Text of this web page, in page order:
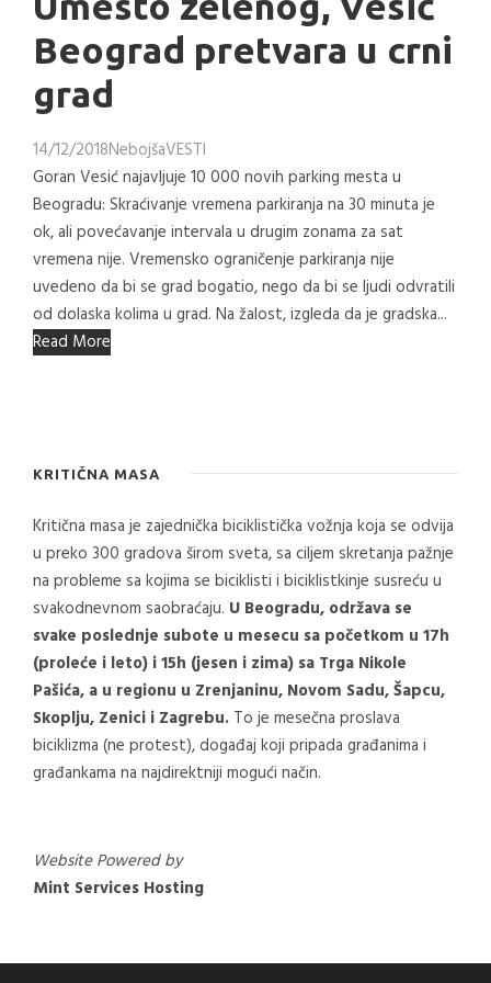
Beograd pretvara u crni
grad
14/12/2018NebojšaVESTI
Goran Vesić najavljuje 10 000 novih parking mesta u
Beogradu: Skraćivanje vremena parkiranja na 30 minuta je
ok, ali povećavanje intervala u drugim zonama za sat
vremena nije. Vremensko ograničenje parkiranja nije
uvedeno da bi se grad bogatio, nego da bi se ljudi odvratili
od dolaska kolima u grad. Na žalost, izgleda da je gradska...
Read More
KRITIČNA MASA
Kritična masa je zajednička biciklistička vožnja koja se odvija
u preko 300 gradova širom sveta, sa ciljem skretanja pažnje
na probleme sa kojima se biciklisti i biciklistkinje susreću u
svakodnevnom saobraćaju. U Beogradu, održava se
svake poslednje subote u mesecu sa početkom u 17h
(proleće i leto) i 15h (jesen i zima) sa Trga Nikole
Pašića, a u regionu u Zrenjaninu, Novom Sadu, Šapcu,
Skoplju, Zenici i Zagrebu. To je mesečna proslava
biciklizma (ne protest), događaj koji pripada građanima i
građankama na najdirektniji mogući način.
Website Powered by
Mint Services Hosting